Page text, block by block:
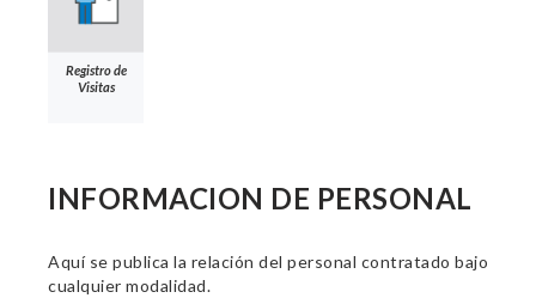
Registro de
Visitas
INFORMACION DE PERSONAL
Aquí se publica la relación del personal contratado bajo
cualquier modalidad.